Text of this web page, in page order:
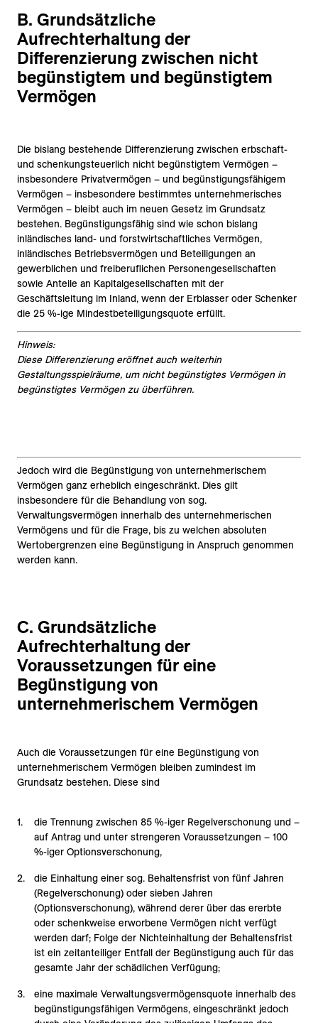
B. Grundsätzliche
Aufrechterhaltung der
Differenzierung zwischen nicht
begünstigtem und begünstigtem
Vermögen
Die bislang bestehende Differenzierung zwischen erbschaft-
und schenkungsteuerlich nicht begünstigtem Vermögen –
insbesondere Privatvermögen – und begünstigungsfähigem
Vermögen – insbesondere bestimmtes unternehmerisches
Vermögen – bleibt auch im neuen Gesetz im Grundsatz
bestehen. Begünstigungsfähig sind wie schon bislang
inländisches land- und forstwirtschaftliches Vermögen,
inländisches Betriebsvermögen und Beteiligungen an
gewerblichen und freiberuflichen Personengesellschaften
sowie Anteile an Kapitalgesellschaften mit der
Geschäftsleitung im Inland, wenn der Erblasser oder Schenker
die 25 %-ige Mindestbeteiligungsquote erfüllt.
Hinweis:
Diese Differenzierung eröffnet auch weiterhin
Gestaltungsspielräume, um nicht begünstigtes Vermögen in
begünstigtes Vermögen zu überführen.
Jedoch wird die Begünstigung von unternehmerischem
Vermögen ganz erheblich eingeschränkt. Dies gilt
insbesondere für die Behandlung von sog.
Verwaltungsvermögen innerhalb des unternehmerischen
Vermögens und für die Frage, bis zu welchen absoluten
Wertobergrenzen eine Begünstigung in Anspruch genommen
werden kann.
C. Grundsätzliche
Aufrechterhaltung der
Voraussetzungen für eine
Begünstigung von
unternehmerischem Vermögen
Auch die Voraussetzungen für eine Begünstigung von
unternehmerischem Vermögen bleiben zumindest im
Grundsatz bestehen. Diese sind
die Trennung zwischen 85 %-iger Regelverschonung und –
auf Antrag und unter strengeren Voraussetzungen – 100
%-iger Optionsverschonung,
die Einhaltung einer sog. Behaltensfrist von fünf Jahren
(Regelverschonung) oder sieben Jahren
(Optionsverschonung), während derer über das ererbte
oder schenkweise erworbene Vermögen nicht verfügt
werden darf; Folge der Nichteinhaltung der Behaltensfrist
ist ein zeitanteiliger Entfall der Begünstigung auch für das
gesamte Jahr der schädlichen Verfügung;
eine maximale Verwaltungsvermögensquote innerhalb des
begünstigungsfähigen Vermögens, eingeschränkt jedoch